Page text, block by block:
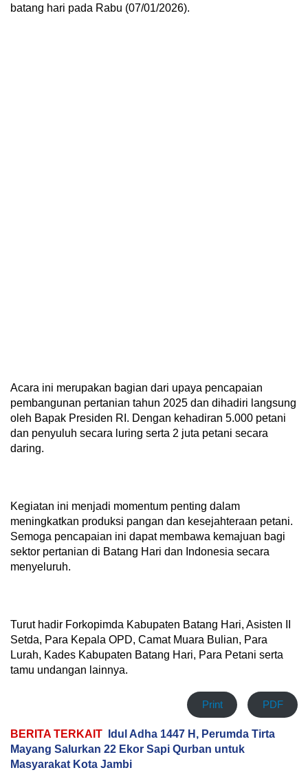
batang hari pada Rabu (07/01/2026).
‎Acara ini merupakan bagian dari upaya pencapaian
pembangunan pertanian tahun 2025 dan dihadiri langsung
oleh Bapak Presiden RI. Dengan kehadiran 5.000 petani
dan penyuluh secara luring serta 2 juta petani secara
daring.
‎Kegiatan ini menjadi momentum penting dalam
meningkatkan produksi pangan dan kesejahteraan petani.
Semoga pencapaian ini dapat membawa kemajuan bagi
sektor pertanian di Batang Hari dan Indonesia secara
menyeluruh.
‎Turut hadir Forkopimda Kabupaten Batang Hari, Asisten II
Setda, Para Kepala OPD, Camat Muara Bulian, Para
Lurah, Kades Kabupaten Batang Hari, Para Petani serta
tamu undangan lainnya.
Print PDF
BERITA TERKAIT
Idul Adha 1447 H, Perumda Tirta
Mayang Salurkan 22 Ekor Sapi Qurban untuk
Masyarakat Kota Jambi